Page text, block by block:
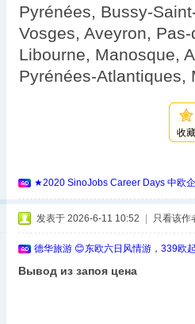
Pyrénées, Bussy-
Vosges, Aveyron,
Libourne, Manosque,
Pyrénées-Atlantiques,
收
★2020 SinoJobs Career Days 中欧
发表于 2026-6-11 10:52 只看该作
德华旅游 😊东欧六日风情游，339欧
Вывод из запоя цена